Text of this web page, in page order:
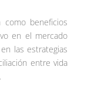
beneficios
en el mercado
las estrategias
entre vida